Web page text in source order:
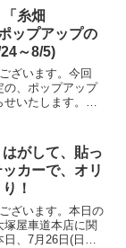
話がございま
「糸畑
ップアップの
～8/5)
ざいます。今回
の、ポップアップ
せいたします。お
開催が決定いた
がして、貼っ
カーで、オリ
！
ざいます。本日の
塚屋車道本店に関
、7月26日(日曜